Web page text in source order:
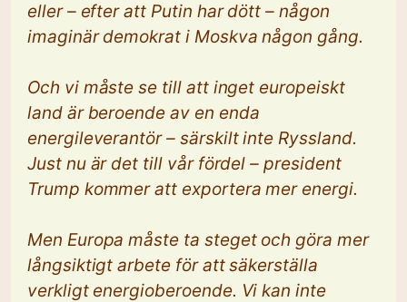
eller – efter att Putin har dött – någon
imaginär demokrat i Moskva någon gång.
Och vi måste se till att inget europeiskt
land är beroende av en enda
energileverantör – särskilt inte Ryssland.
Just nu är det till vår fördel – president
Trump kommer att exportera mer energi.
Men Europa måste ta steget och göra mer
långsiktigt arbete för att säkerställa
verkligt energioberoende. Vi kan inte